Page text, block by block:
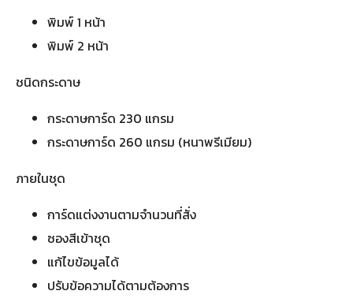
พิมพ์ 1 หน้า
พิมพ์ 2 หน้า
ชนิดกระดาษ
กระดาษการ์ด 230 แกรม
กระดาษการ์ด 260 แกรม (หนาพรีเมียม)
ภายในชุด
การ์ดแต่งงานตามจำนวนที่สั่ง
ซองสีเข้าชุด
แก้ไขข้อมูลได้
ปรับข้อความได้ตามต้องการ